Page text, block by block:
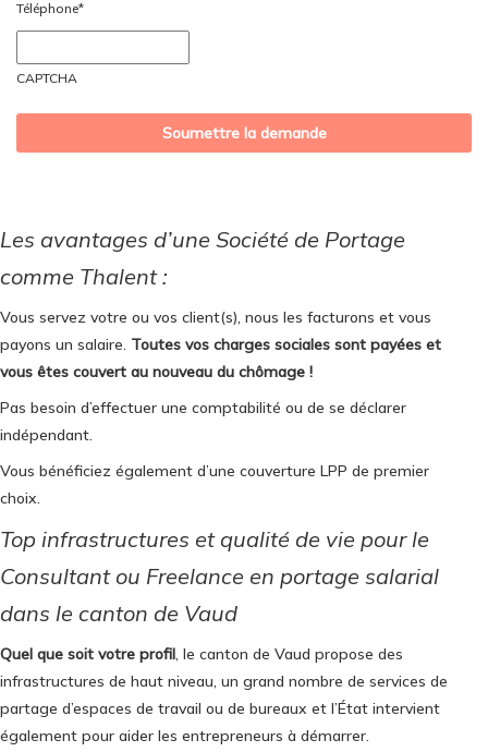
Téléphone*
CAPTCHA
Les avantages d’une Société de Portage
comme Thalent :
Vous servez votre ou vos client(s), nous les facturons et vous
payons un salaire. Toutes vos charges sociales sont payées et
vous êtes couvert au nouveau du chômage !
Pas besoin d’effectuer une comptabilité ou de se déclarer
indépendant.
Vous bénéficiez également d’une couverture LPP de premier
choix.
Top infrastructures et qualité de vie pour le
Consultant ou Freelance en portage salarial
dans le canton de Vaud
Quel que soit votre profil, le canton de Vaud propose des
infrastructures de haut niveau, un grand nombre de services de
partage d’espaces de travail ou de bureaux et l’État intervient
également pour aider les entrepreneurs à démarrer.